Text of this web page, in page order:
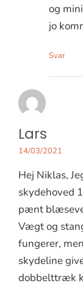
og
jo
Svar
Lars
14/03/2021
Hej Niklas,
skydehoved
pænt
Vægt og
fungerer,
skydeline
dobbelttræk